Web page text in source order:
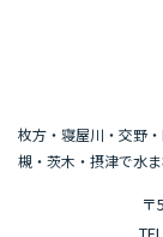
枚方・寝屋川・交野
槻・茨木・摂津で水
〒